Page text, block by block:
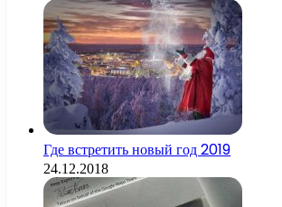
Где встретить новый год 2019
24.12.2018